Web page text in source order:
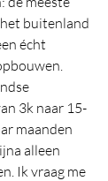
buitenland
écht
3k naar 15-
maanden
alleen
Ik vraag me